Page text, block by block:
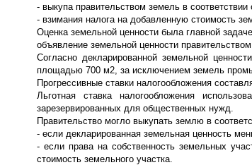
- выкупа правительством земель в
- взимания налога на добавленную стоимость
Оценка земельной ценности была главной
объявление земельной ценности
Согласно декларированной земельной
площадью 700 м2, за исключением земель
Прогрессивные ставки налогообложения
Льготная ставка налогообложения
зарезервированных для общественных нужд.
Правительство могло выкупать землю в
- если декларированная земельная ценность
- если права на собственность земельных
стоимость земельного участка.